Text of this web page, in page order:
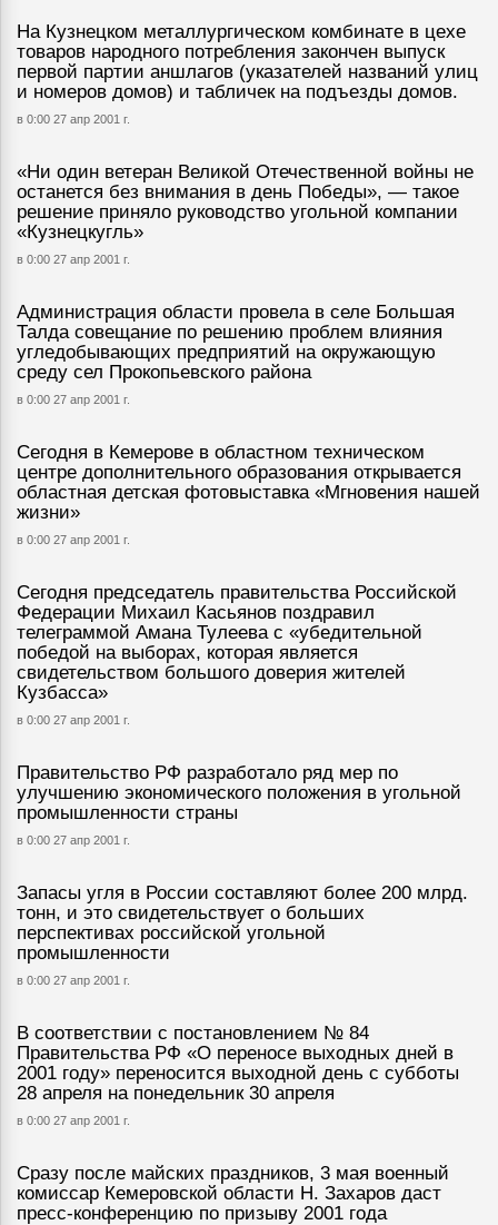
На Кузнецком металлургическом комбинате в цехе
товаров народного потребления закончен выпуск
первой партии аншлагов (указателей названий улиц
и номеров домов) и табличек на подъезды домов.
в 0:00 27 апр 2001 г.
«Ни один ветеран Великой Отечественной войны не
останется без внимания в день Победы», — такое
решение приняло руководство угольной компании
«Кузнецкугль»
в 0:00 27 апр 2001 г.
Администрация области провела в селе Большая
Талда совещание по решению проблем влияния
угледобывающих предприятий на окружающую
среду сел Прокопьевского района
в 0:00 27 апр 2001 г.
Сегодня в Кемерове в областном техническом
центре дополнительного образования открывается
областная детская фотовыставка «Мгновения нашей
жизни»
в 0:00 27 апр 2001 г.
Сегодня председатель правительства Российской
Федерации Михаил Касьянов поздравил
телеграммой Амана Тулеева с «убедительной
победой на выборах, которая является
свидетельством большого доверия жителей
Кузбасса»
в 0:00 27 апр 2001 г.
Правительство РФ разработало ряд мер по
улучшению экономического положения в угольной
промышленности страны
в 0:00 27 апр 2001 г.
Запасы угля в России составляют более 200 млрд.
тонн, и это свидетельствует о больших
перспективах российской угольной
промышленности
в 0:00 27 апр 2001 г.
В соответствии с постановлением № 84
Правительства РФ «О переносе выходных дней в
2001 году» переносится выходной день с субботы
28 апреля на понедельник 30 апреля
в 0:00 27 апр 2001 г.
Сразу после майских праздников, 3 мая военный
комиссар Кемеровской области Н. Захаров даст
пресс-конференцию по призыву 2001 года